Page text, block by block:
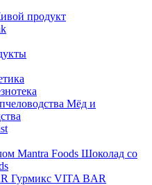
продукт
Мёд и
Шоколад со
Гурмикс VITA BAR